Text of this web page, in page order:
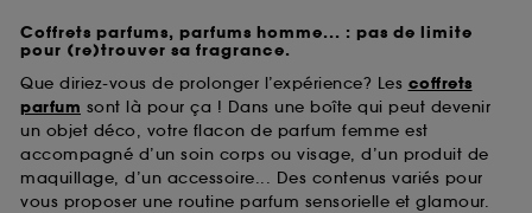
Coffrets parfums, parfums homme... : pas de limite
pour (re)trouver sa fragrance.
Que diriez-vous de prolonger l’expérience? Les coffrets
parfum sont là pour ça ! Dans une boîte qui peut devenir
un objet déco, votre flacon de parfum femme est
accompagné d’un soin corps ou visage, d’un produit de
maquillage, d’un accessoire... Des contenus variés pour
vous proposer une routine parfum sensorielle et glamour.